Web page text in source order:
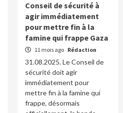
Conseil de sécurité à
agir immédiatement
pour mettre fin à la
famine qui frappe Gaza
11 mois ago Rédaction
31.08.2025. Le Conseil de
sécurité doit agir
immédiatement pour
mettre fin à la famine qui
frappe, désormais